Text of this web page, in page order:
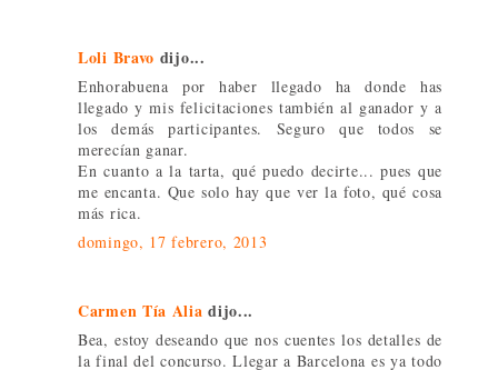
Loli Bravo dijo...
Enhorabuena por haber llegado ha donde has
llegado y mis felicitaciones también al ganador y a
los demás participantes. Seguro que todos se
merecían ganar.
En cuanto a la tarta, qué puedo decirte... pues que
me encanta. Que solo hay que ver la foto, qué cosa
más rica.
domingo, 17 febrero, 2013
Carmen Tía Alia dijo...
Bea, estoy deseando que nos cuentes los detalles de
la final del concurso. Llegar a Barcelona es ya todo